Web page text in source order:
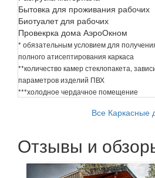
Бытовка для проживания рабочих
Биотуалет для рабочих
Провекрка дома АэроОкном
* обязательным условием для
полного атисептирования каркаса
**количество камер стеклопакета,
параметров изделий ПВХ
***холодное чердачное помещение
Все Каркасные
Отзывы и